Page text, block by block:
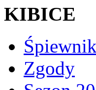
KIBICE
Śpiewnik
Zgody